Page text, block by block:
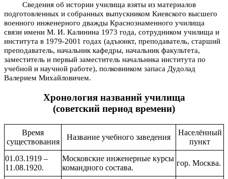
Сведения об истории училища взяты из материалов
подготовленных и собранных выпускником Киевского высшего
военного инженерного дважды Краснознаменного училища
связи имени М. И. Калинина 1973 года, сотрудником училища и
института в 1979-2001 годах (адъюнкт, преподаватель, старший
преподаватель, начальник кафедры, начальник факультета,
заместитель и первый заместитель начальника института по
учебной и научной работе), полковником запаса Дудолад
Валерием Михайловичем.
Хронология названий училища
(советский период времени)
Время
существования
Название учебного заведения
Населённый
пункт
01.03.1919 –
11.08.1920.
Московские инженерные курсы
командного состава.
гор. Москва.